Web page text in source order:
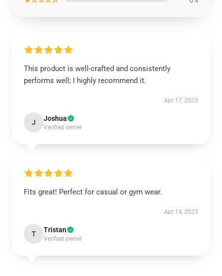
This product is well-crafted and consistently
performs well; I highly recommend it.
Apr 17, 2025
J Joshua
Verified owner
Fits great! Perfect for casual or gym wear.
Apr 14, 2025
T Tristan
Verified owner